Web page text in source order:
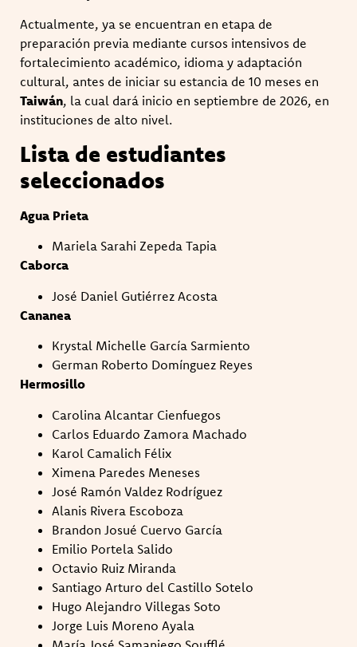
Actualmente, ya se encuentran en etapa de
preparación previa mediante cursos intensivos de
fortalecimiento académico, idioma y adaptación
cultural, antes de iniciar su estancia de 10 meses en
Taiwán, la cual dará inicio en septiembre de 2026, en
instituciones de alto nivel.
Lista de estudiantes
seleccionados
Agua Prieta
Mariela Sarahi Zepeda Tapia
Caborca
José Daniel Gutiérrez Acosta
Cananea
Krystal Michelle García Sarmiento
German Roberto Domínguez Reyes
Hermosillo
Carolina Alcantar Cienfuegos
Carlos Eduardo Zamora Machado
Karol Camalich Félix
Ximena Paredes Meneses
José Ramón Valdez Rodríguez
Alanis Rivera Escoboza
Brandon Josué Cuervo García
Emilio Portela Salido
Octavio Ruiz Miranda
Santiago Arturo del Castillo Sotelo
Hugo Alejandro Villegas Soto
Jorge Luis Moreno Ayala